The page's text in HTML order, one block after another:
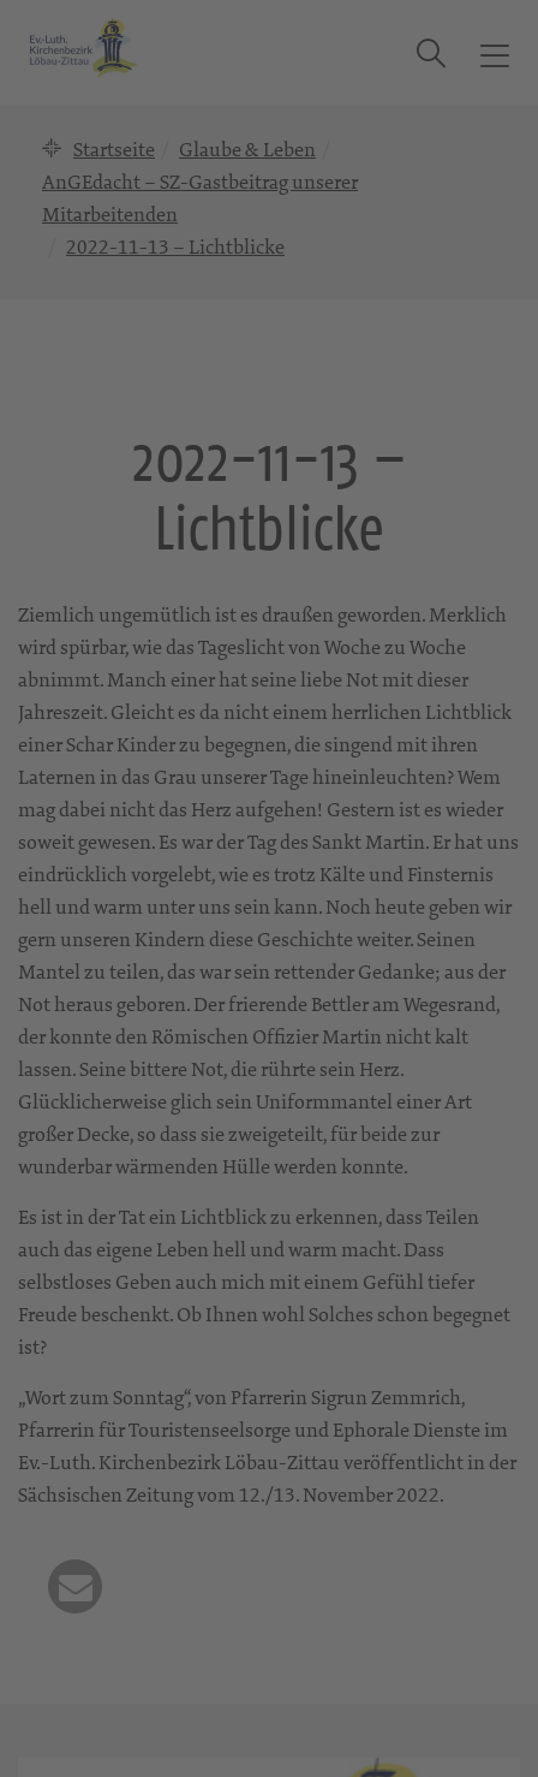
T
Suche
Startseite
Glaube & Leben
AnGEdacht – SZ-Gastbeitrag unserer
Mitarbeitenden
2022-11-13 – Lichtblicke
2022-11-13 –
Lichtblicke
Ziemlich ungemütlich ist es draußen geworden. Merklich
wird spürbar, wie das Tageslicht von Woche zu Woche
abnimmt. Manch einer hat seine liebe Not mit dieser
Jahreszeit. Gleicht es da nicht einem herrlichen Lichtblick
einer Schar Kinder zu begegnen, die singend mit ihren
Laternen in das Grau unserer Tage hineinleuchten? Wem
mag dabei nicht das Herz aufgehen! Gestern ist es wieder
soweit gewesen. Es war der Tag des Sankt Martin. Er hat uns
eindrücklich vorgelebt, wie es trotz Kälte und Finsternis
hell und warm unter uns sein kann. Noch heute geben wir
gern unseren Kindern diese Geschichte weiter. Seinen
Mantel zu teilen, das war sein rettender Gedanke; aus der
Not heraus geboren. Der frierende Bettler am Wegesrand,
der konnte den Römischen Offizier Martin nicht kalt
lassen. Seine bittere Not, die rührte sein Herz.
Glücklicherweise glich sein Uniformmantel einer Art
großer Decke, so dass sie zweigeteilt, für beide zur
wunderbar wärmenden Hülle werden konnte.
Es ist in der Tat ein Lichtblick zu erkennen, dass Teilen
auch das eigene Leben hell und warm macht. Dass
selbstloses Geben auch mich mit einem Gefühl tiefer
Freude beschenkt. Ob Ihnen wohl Solches schon begegnet
ist?
„Wort zum Sonntag“, von Pfarrerin Sigrun Zemmrich,
Pfarrerin für Touristenseelsorge und Ephorale Dienste im
Ev.-Luth. Kirchenbezirk Löbau-Zittau veröffentlicht in der
Sächsischen Zeitung vom 12./13. November 2022.